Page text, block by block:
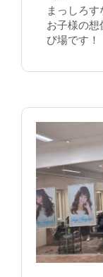
まっしろす
お子様の
び場です！